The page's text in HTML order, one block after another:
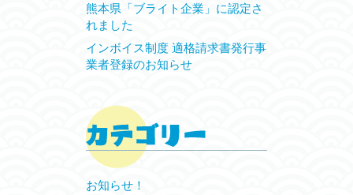
熊本県「ブライト企業」に認定さ
れました
インボイス制度 適格請求書発行事
業者登録のお知らせ
お知らせ！